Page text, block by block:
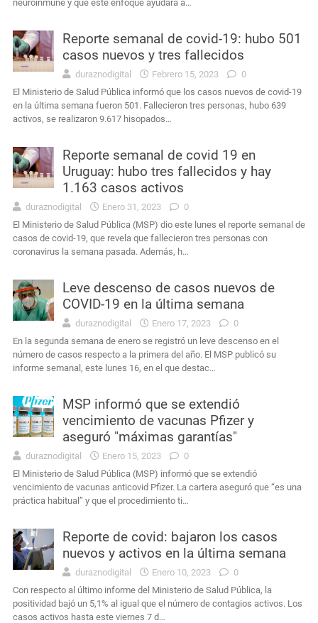
neuroinmune y que este enfoque ayudará a…
Reporte semanal de covid-19: hubo 501
casos nuevos y tres fallecidos
duraznodigital Febrero 15, 2023
0
El Ministerio de Salud Pública informó que los casos nuevos de covid-19
en la última semana fueron 501. Fallecieron tres personas, hubo 639
activos, se realizaron 9.617 hisopados…
Reporte semanal de covid 19 en
Uruguay: hubo tres fallecidos y hay
1.163 casos activos
duraznodigital Enero 31, 2023
0
El Ministerio de Salud Pública (MSP) dio este lunes el reporte semanal de
casos de covid-19, que revela que fallecieron tres personas con
coronavirus la semana pasada. Además, h…
Leve descenso de casos nuevos de
COVID-19 en la última semana
duraznodigital Enero 17, 2023
0
En la segunda semana de enero se registró un leve descenso en el
número de casos respecto a la primera del año. El MSP publicó su
informe semanal, este lunes 16, en el que destac…
MSP informó que se extendió
vencimiento de vacunas Pfizer y
aseguró "máximas garantías"
duraznodigital Enero 15, 2023
0
El Ministerio de Salud Pública (MSP) informó que se extendió
vencimiento de vacunas anticovid Pfizer. La cartera aseguró que “es una
práctica habitual” y que el procedimiento ti…
Reporte de covid: bajaron los casos
nuevos y activos en la última semana
duraznodigital Enero 10, 2023
0
Con respecto al último informe del Ministerio de Salud Pública, la
positividad bajó un 5,1% al igual que el número de contagios activos. Los
casos activos hasta este viernes 7 d…